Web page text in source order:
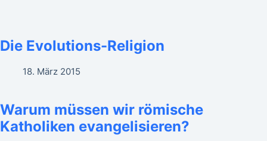
Die Evolutions-Religion
18. März 2015
Warum müssen wir römische
Katholiken evangelisieren?